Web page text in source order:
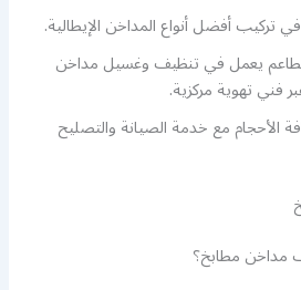
أفضل أنواع المداخن الإيطالية.
يعمل في تنظيف وغسيل مداخن
فني تهوية مركزية.
الأحجام مع خدمة الصيانة والتصليح
مطابخ؟